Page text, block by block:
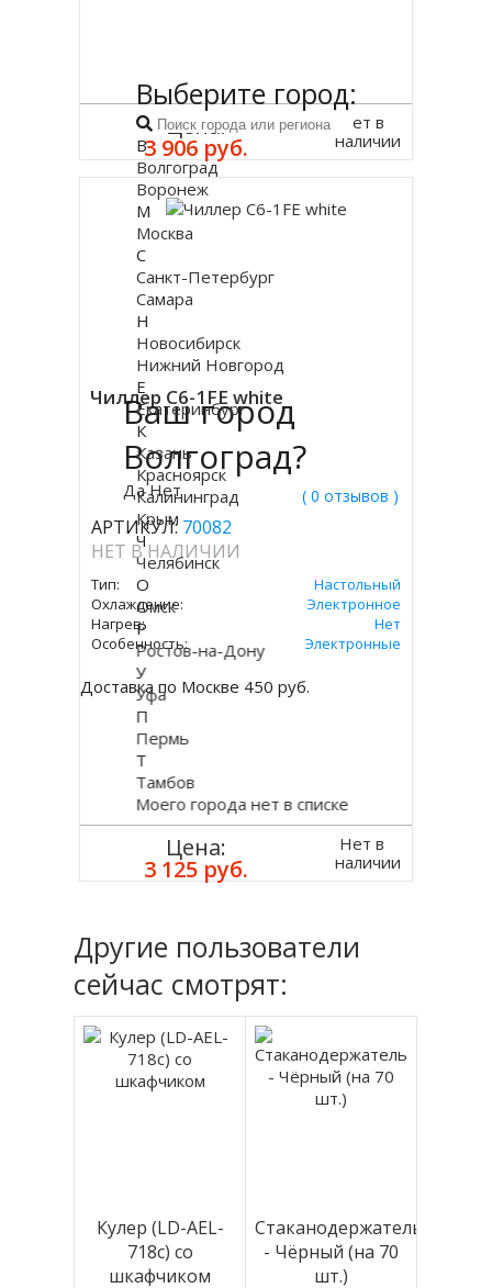
Цена:
3 906 руб.
Нет в
наличии
Чиллер C6-1FE white
( 0 отзывов )
АРТИКУЛ: 70082
НЕТ В НАЛИЧИИ
Тип:
Настольный
Охлаждение:
Электронное
Нагрев:
Нет
Особенность:
Электронные
Доставка по Москве 450 руб.
Цена:
3 125 руб.
Нет в
наличии
Другие пользователи
сейчас смотрят:
Кулер (LD-AEL-
718c) со
шкафчиком
Стаканодержатель
- Чёрный (на 70
шт.)
Ваш город
Волгоград?
Да Нет
Выберите город:
В
Волгоград
Воронеж
М
Москва
С
Санкт-Петербург
Самара
Н
Новосибирск
Нижний Новгород
Е
Екатеринбург
К
Казань
Красноярск
Калининград
Крым
Ч
Челябинск
О
Омск
Р
Ростов-на-Дону
У
Уфа
П
Пермь
Т
Тамбов
Моего города нет в списке